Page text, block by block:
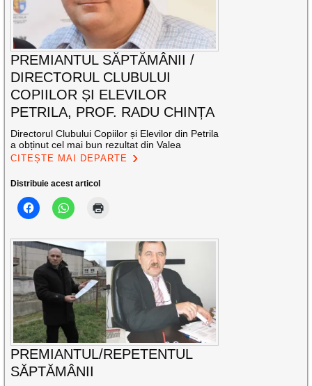
PREMIANTUL SĂPTĂMÂNII /
DIRECTORUL CLUBULUI
COPIILOR ȘI ELEVILOR
PETRILA, PROF. RADU CHINȚA
Directorul Clubului Copiilor și Elevilor din Petrila
a obținut cel mai bun rezultat din Valea
CITEȘTE MAI DEPARTE
Distribuie acest articol
PREMIANTUL/REPETENTUL
SĂPTĂMÂNII